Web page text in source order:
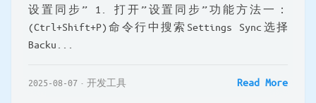
设置同步” 1. 打开”设置同步”功能方法一：
(Ctrl+Shift+P)命令行中搜索Settings Sync选择
Backu...
2025-08-07 开发工具 Read More